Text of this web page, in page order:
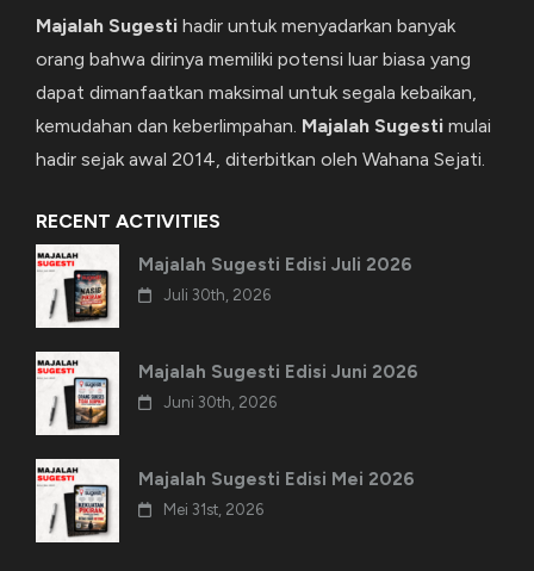
Majalah Sugesti hadir untuk menyadarkan banyak
orang bahwa dirinya memiliki potensi luar biasa yang
dapat dimanfaatkan maksimal untuk segala kebaikan,
kemudahan dan keberlimpahan. Majalah Sugesti mulai
hadir sejak awal 2014, diterbitkan oleh Wahana Sejati.
RECENT ACTIVITIES
Majalah Sugesti Edisi Juli 2026
Juli 30th, 2026
Majalah Sugesti Edisi Juni 2026
Juni 30th, 2026
Majalah Sugesti Edisi Mei 2026
Mei 31st, 2026